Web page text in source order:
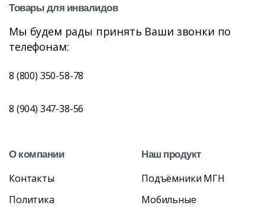
Товарыдля инвалидов
Мы будем рады принять Ваши звонки по
телефонам:
8 (800) 350-58-78
8 (904) 347-38-56
Окомпании
Контакты
Политика
Наш продукт
Подъёмники МГН
Мобильные